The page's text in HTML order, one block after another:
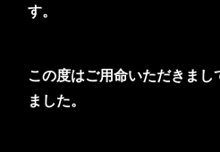
す。
この度はご用命いただきま
ました。